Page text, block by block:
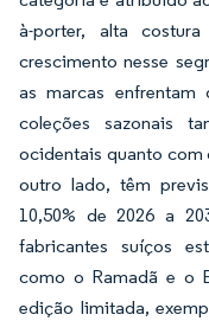
à-porter, alta
crescimento nesse
as marcas enfrentam
coleções sazonais
ocidentais quanto com
outro lado, têm
10,50% de 2026 a
fabricantes suíços
como o Ramadã e o
edição limitada,